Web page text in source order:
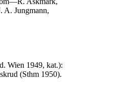
A. Jungmann,
Wien 1949, kat.):
(Sthm 1950).